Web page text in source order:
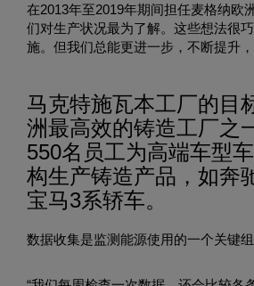
在2013年至2019年期间担任麦格纳欧
们对生产状况最为了解。这些想法很
施。但我们总能更进一步，不断提升
马克特施瓦本工厂的目
洲最高效的铸造工厂之
550名员工为高端车型
构生产铸造产品，如奔
宝马3系轿车。
数据收集是监测能源使用的一个关键组